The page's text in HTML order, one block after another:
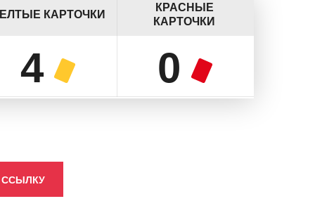
КАРТОЧКИ
4
КРАСНЫЕ
КАРТОЧКИ
0
ССЫЛКУ